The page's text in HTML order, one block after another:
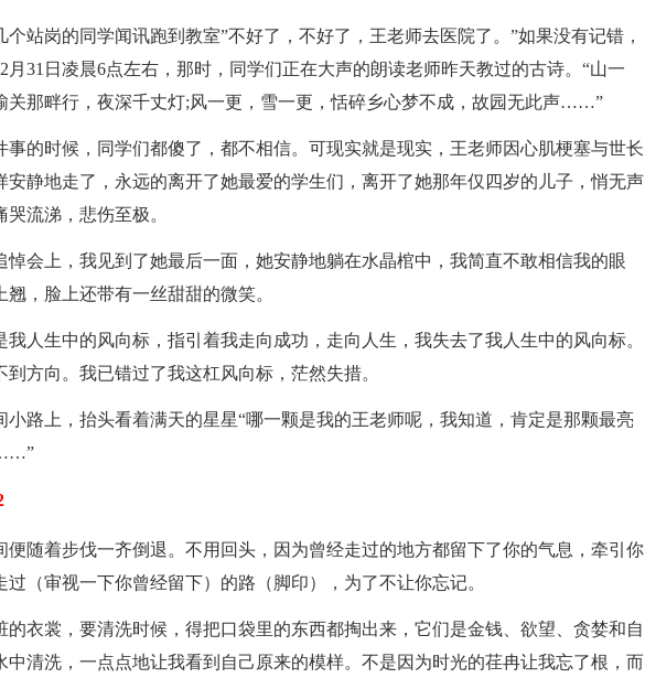
个站岗的同学闻讯跑到教室”不好了，不好了，王老师去医院了。”如果没有记错，
月31日凌晨6点左右，那时，同学们正在大声的朗读老师昨天教过的古诗。“山一
关那畔行，夜深千丈灯;风一更，雪一更，恬碎乡心梦不成，故园无此声……”
事的时候，同学们都傻了，都不相信。可现实就是现实，王老师因心肌梗塞与世长
安静地走了，永远的离开了她最爱的学生们，离开了她那年仅四岁的儿子，悄无声
流涕，悲伤至极。
悼会上，我见到了她最后一面，她安静地躺在水晶棺中，我简直不敢相信我的眼
，脸上还带有一丝甜甜的微笑。
我人生中的风向标，指引着我走向成功，走向人生，我失去了我人生中的风向标。
方向。我已错过了我这杠风向标，茫然失措。
小路上，抬头看着满天的星星“哪一颗是我的王老师呢，我知道，肯定是那颗最亮
便随着步伐一齐倒退。不用回头，因为曾经走过的地方都留下了你的气息，牵引你
（审视一下你曾经留下）的路（脚印），为了不让你忘记。
的衣裳，要清洗时候，得把口袋里的东西都掏出来，它们是金钱、欲望、贪婪和自
中清洗，一点点地让我看到自己原来的模样。不是因为时光的荏冉让我忘了根，而